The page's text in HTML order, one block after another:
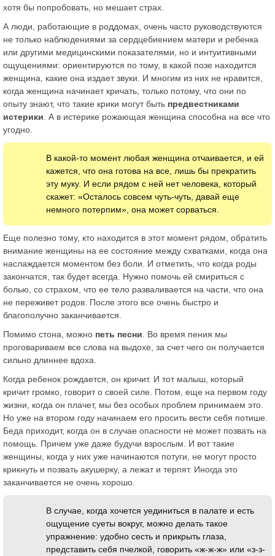
хотя бы попробовать, но мешает страх.
А люди, работающие в роддомах, очень часто руководствуются
не только наблюдениями за сердцебиением матери и ребенка
или другими медицинскими показателями, но и интуитивными
ощущениями: ориентируются по тому, в какой позе находится
женщина, какие она издает звуки. И многим из них не нравится,
когда женщина начинает кричать, только потому, что они по
опыту знают, что такие крики могут быть предвестниками
истерики . А в истерике рожающая женщина способна на все что
угодно.
В какой-то момент любая женщина отчаивается, и ей
кажется, что она готова на все, лишь бы прекратить
эту муку. И если рядом с ней нет человека, который
скажет: «Осталось совсем чуть-чуть, давай еще
немного потерпим», она может сорваться.
Еще полезно тому, кто находится в этот момент рядом, обратить
внимание женщины на ее состояние между схватками, когда она
наслаждается моментом без боли. И отметить, что когда роды
закончатся, так будет всегда. Нужно помочь ей смириться с
болью, со страхом, что ее тело разваливается на части, что она
не переживет родов. После этого все очень быстро и
благополучно заканчивается.
Помимо стона, можно петь песни . Во время пения мы
проговариваем все слова на выдохе, за счет чего он получается
сильно длиннее вдоха.
Когда ребенок рождается, он кричит. И тот малыш, который
кричит громко, говорит о своей силе. Потом, еще на первом году
жизни, когда он плачет, мы без особых проблем принимаем это.
Но уже на втором году начинаем его просить вести себя потише.
Беда приходит, когда он в случае опасности не может позвать на
помощь. Причем уже даже будучи взрослым. И вот такие
женщины, когда у них уже начинаются потуги, не могут просто
крикнуть и позвать акушерку, а лежат и терпят. Иногда это
заканчивается не очень хорошо.
В случае, когда хочется уединиться в палате и есть
ощущение суеты вокруг, можно делать такое
упражнение: удобно сесть и прикрыть глаза,
представить себя пчелкой, говорить «ж-ж-ж» или «з-з-